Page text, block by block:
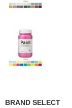
BRAND SELECT